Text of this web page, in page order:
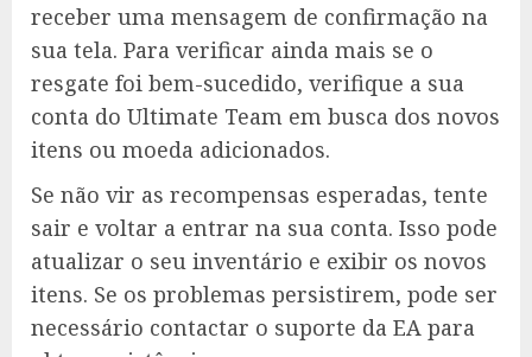
receber uma mensagem de confirmação na
sua tela. Para verificar ainda mais se o
resgate foi bem-sucedido, verifique a sua
conta do Ultimate Team em busca dos novos
itens ou moeda adicionados.
Se não vir as recompensas esperadas, tente
sair e voltar a entrar na sua conta. Isso pode
atualizar o seu inventário e exibir os novos
itens. Se os problemas persistirem, pode ser
necessário contactar o suporte da EA para